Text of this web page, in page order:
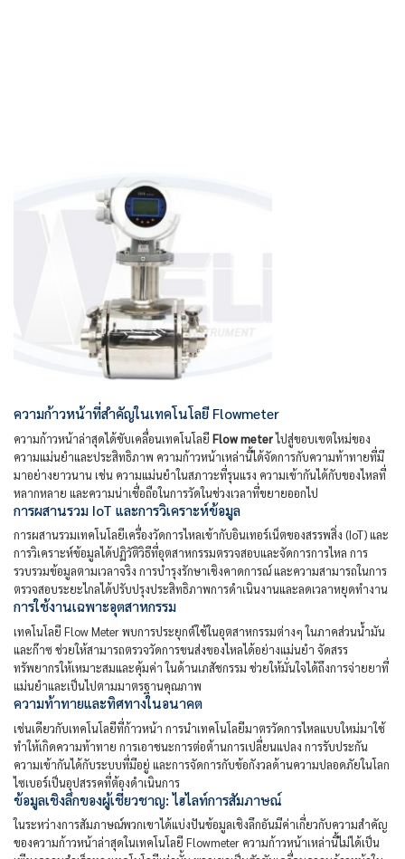
ความก้าวหน้าที่สำคัญในเทคโนโลยี Flowmeter
ความก้าวหน้าล่าสุดได้ขับเคลื่อนเทคโนโลยี Flow meterไปสู่ขอบเขตใหม่ของ
ความแม่นยำและประสิทธิภาพ ความก้าวหน้าเหล่านี้ได้จัดการกับความท้าทายที่มี
มาอย่างยาวนาน เช่น ความแม่นยำในสภาวะที่รุนแรง ความเข้ากันได้กับของไหลที่
หลากหลาย และความน่าเชื่อถือในการวัดในช่วงเวลาที่ขยายออกไป
การผสานรวม IoT และการวิเคราะห์ข้อมูล
การผสานรวมเทคโนโลยีเครื่องวัดการไหลเข้ากับอินเทอร์เน็ตของสรรพสิ่ง (IoT) และ
การวิเคราะห์ข้อมูลได้ปฏิวัติวิธีที่อุตสาหกรรมตรวจสอบและจัดการการไหล การ
รวบรวมข้อมูลตามเวลาจริง การบำรุงรักษาเชิงคาดการณ์ และความสามารถในการ
ตรวจสอบระยะไกลได้ปรับปรุงประสิทธิภาพการดำเนินงานและลดเวลาหยุดทำงาน
การใช้งานเฉพาะอุตสาหกรรม
เทคโนโลยี Flow Meter พบการประยุกต์ใช้ในอุตสาหกรรมต่างๆ ในภาคส่วนน้ำมัน
และก๊าซ ช่วยให้สามารถตรวจวัดการขนส่งของไหลได้อย่างแม่นยำ จัดสรร
ทรัพยากรให้เหมาะสมและคุ้มค่า ในด้านเภสัชกรรม ช่วยให้มั่นใจได้ถึงการจ่ายยาที่
แม่นยำและเป็นไปตามมาตรฐานคุณภาพ
ความท้าทายและทิศทางในอนาคต
เช่นเดียวกับเทคโนโลยีที่ก้าวหน้า การนำเทคโนโลยีมาตรวัดการไหลแบบใหม่มาใช้
ทำให้เกิดความท้าทาย การเอาชนะการต่อต้านการเปลี่ยนแปลง การรับประกัน
ความเข้ากันได้กับระบบที่มีอยู่ และการจัดการกับข้อกังวลด้านความปลอดภัยในโลก
ไซเบอร์เป็นอุปสรรคที่ต้องดำเนินการ
ข้อมูลเชิงลึกของผู้เชี่ยวชาญ: ไฮไลท์การสัมภาษณ์
ในระหว่างการสัมภาษณ์พวกเขาได้แบ่งปันข้อมูลเชิงลึกอันมีค่าเกี่ยวกับความสำคัญ
ของความก้าวหน้าล่าสุดในเทคโนโลยี Flowmeter ความก้าวหน้าเหล่านี้ไม่ได้เป็น